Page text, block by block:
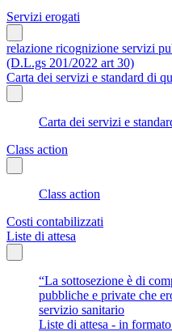
Servizi erogati
relazione ricognizione servizi
(D.L.gs 201/2022 art 30)
Carta dei servizi e standard di
Carta dei servizi e
Class action
Class action
Costi contabilizzati
Liste di attesa
“La sottosezione è di
pubbliche e private che
servizio sanitario
Liste di attesa - in